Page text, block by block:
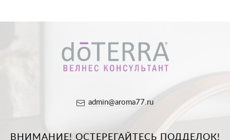
admin@aroma77.ru
ВНИМАНИЕ! ОСТЕРЕГАЙТЕСЬ ПОДДЕЛОК!